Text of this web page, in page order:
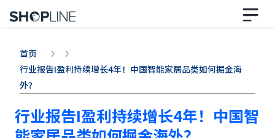
首页
行业报告I盈利持续增长4年！中国智能家居品类如何掘金海
外？
行业报告I盈利持续增长4年！中国智